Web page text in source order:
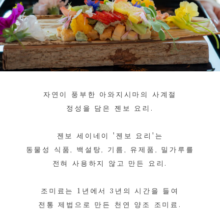
자연이 풍부한 아와지시마의 사계절
정성을 담은 젠보 요리.
젠보 세이네이 '젠보 요리'는
동물성 식품, 백설탕, 기름, 유제품, 밀가루를
전혀 사용하지 않고 만든 요리.
조미료는 1년에서 3년의 시간을 들여
전통 제법으로 만든 천연 양조 조미료.